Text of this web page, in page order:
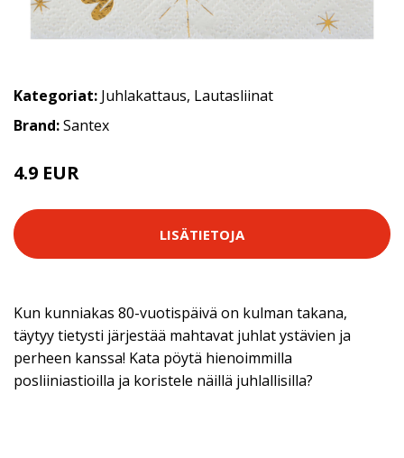
Kategoriat: Juhlakattaus, Lautasliinat
Brand:Santex
4.9 EUR
LISÄTIETOJA
Kun kunniakas 80-vuotispäivä on kulman takana,
täytyy tietysti järjestää mahtavat juhlat ystävien ja
perheen kanssa! Kata pöytä hienoimmilla
posliiniastioilla ja koristele näillä juhlallisilla?